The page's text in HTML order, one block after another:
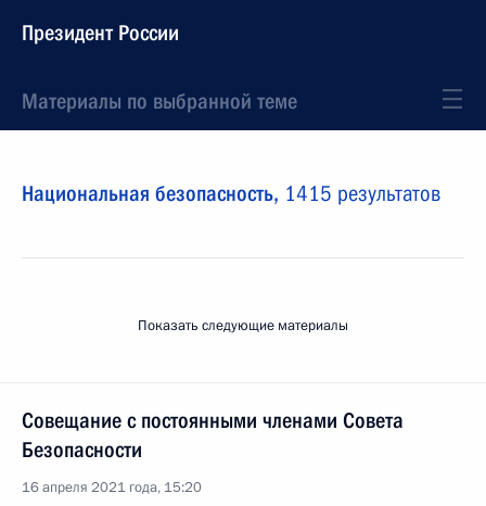
Президент России
Материалы по выбранной теме
Национальная безопасность, 1415 результатов
Показать следующие материалы
Совещание с постоянными членами Совета
Безопасности
16 апреля 2021 года, 15:20